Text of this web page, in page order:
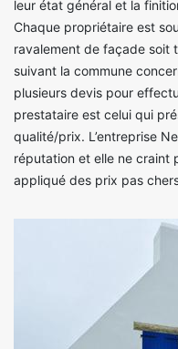
leur état général et la
Chaque propriétaire est
ravalement de façade soit
suivant la commune
plusieurs devis pour
prestataire est celui qui
qualité/prix. L’entreprise
réputation et elle ne craint
appliqué des prix pas